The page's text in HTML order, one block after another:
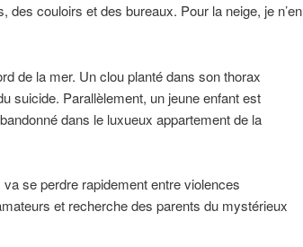
couloirs et des bureaux. Pour la neige, je n’en
de la mer. Un clou planté dans son thorax
suicide. Parallèlement, un jeune enfant est
dans le luxueux appartement de la
va se perdre rapidement entre violences
et recherche des parents du mystérieux